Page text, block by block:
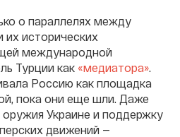
о параллелях между
их исторических
международной
Турции как «медиатора».
Россию как площадка
пока они еще шли. Даже
Украине и поддержку
движений —